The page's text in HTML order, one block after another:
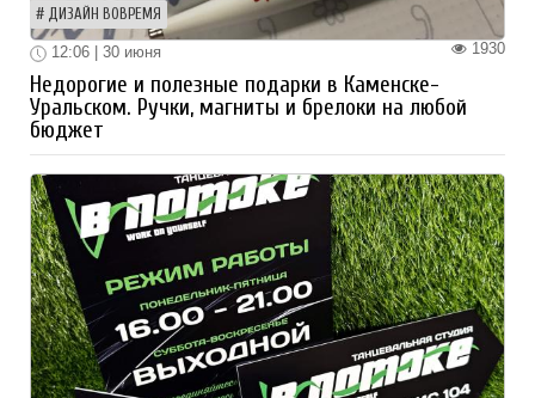
ДИЗАЙН ВОВРЕМЯ
1930
12:06 | 30 июня
Недорогие и полезные подарки в Каменске-
Уральском. Ручки, магниты и брелоки на любой
бюджет